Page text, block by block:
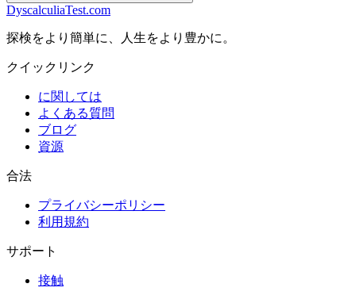
DyscalculiaTest.com
探検をより簡単に、人生をより豊かに。
クイックリンク
に関しては
よくある質問
ブログ
資源
合法
プライバシーポリシー
利用規約
サポート
接触